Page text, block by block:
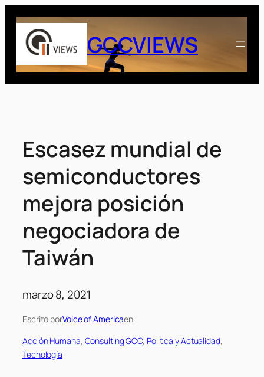
Saltar
contenido
GCCVIEWS
Escasez mundial de
semiconductores
mejora posición
negociadora de
Taiwán
marzo 8, 2021
Escrito porVoice of Americaen
Acción Humana, Consulting GCC, Politica y Actualidad
Tecnología